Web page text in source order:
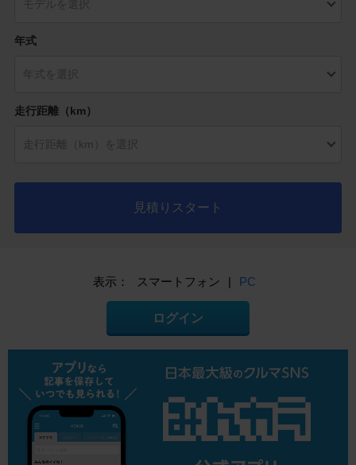
年式
走行距離（km）
見積りスタート
表示： スマートフォン | PC
ログイン